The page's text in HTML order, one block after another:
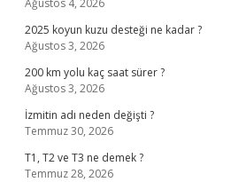
Ağustos 4, 2026
2025 koyun kuzu desteği ne kadar ?
Ağustos 3, 2026
200 km yolu kaç saat sürer ?
Ağustos 3, 2026
İzmitin adı neden değişti ?
Temmuz 30, 2026
T1, T2 ve T3 ne demek ?
Temmuz 28, 2026